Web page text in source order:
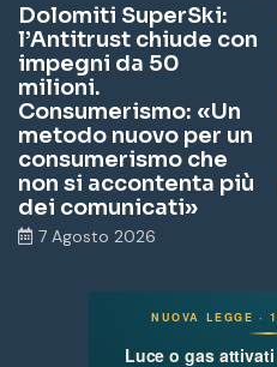
Dolomiti SuperSki:
l’Antitrust chiude con
impegni da 50
milioni.
Consumerismo: «Un
metodo nuovo per un
consumerismo che
non si accontenta più
dei comunicati»
7 Agosto 2026